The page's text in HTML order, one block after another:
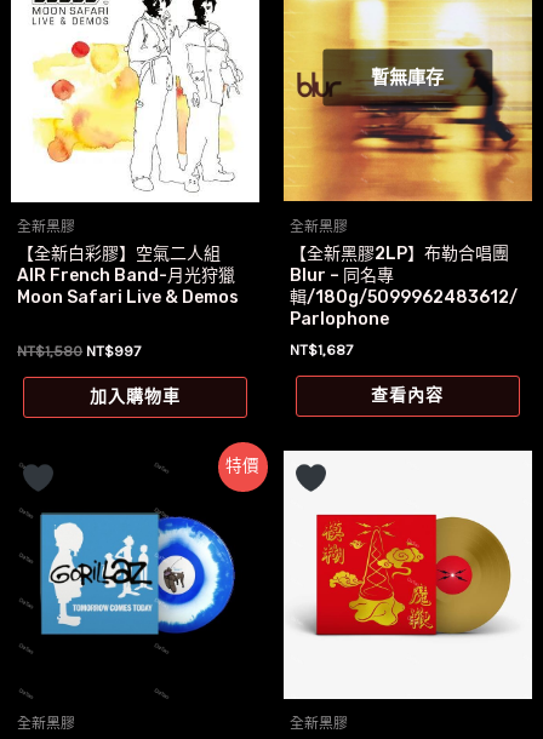
全新黑膠
【全新白彩膠】空氣二人組
AIR French Band-月光狩獵
Moon Safari Live & Demos
NT$1,580 原
價
格：
NT$997目
價
格：
加入購物車
暫無庫存
全新黑膠
【全新黑膠2LP】布勒合唱團
Blur – 同名專
輯/180g/5099962483612/
Parlophone
NT$1,687
查看內容
特價
全新黑膠 全新黑膠